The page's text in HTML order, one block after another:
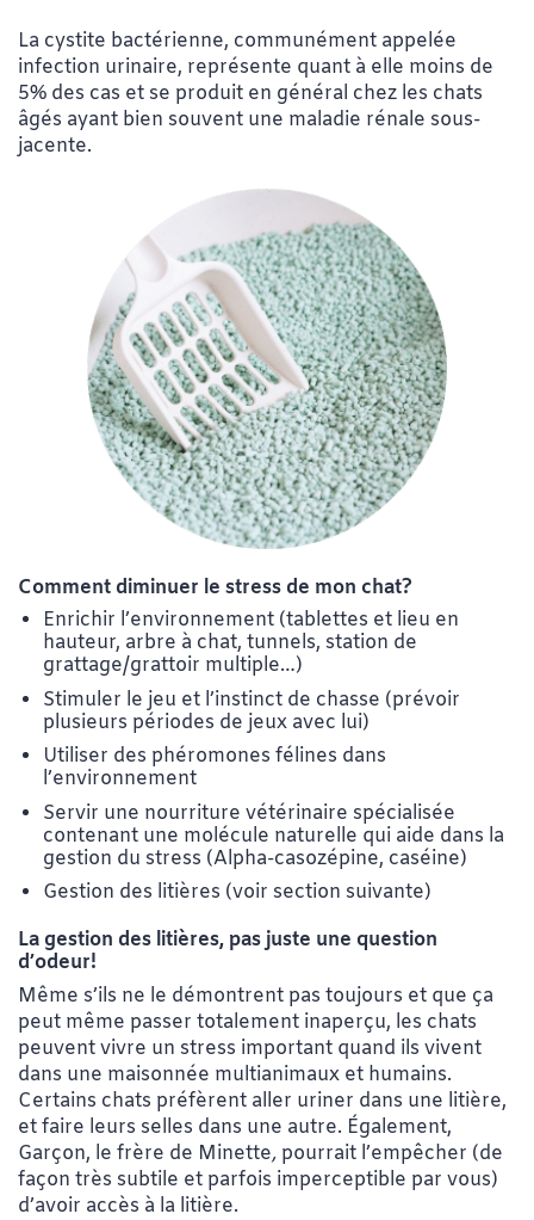
La cystite bactérienne, communément appelée
infection urinaire, représente quant à elle moins de
5% des cas et se produit en général chez les chats
âgés ayant bien souvent une maladie rénale sous-
jacente.
Comment diminuer le stress de mon chat?
Enrichir l’environnement (tablettes et lieu en
hauteur, arbre à chat, tunnels, station de
grattage/grattoir multiple…)
Stimuler le jeu et l’instinct de chasse (prévoir
plusieurs périodes de jeux avec lui)
Utiliser des phéromones félines dans
l’environnement
Servir une nourriture vétérinaire spécialisée
contenant une molécule naturelle qui aide dans la
gestion du stress (Alpha-casozépine, caséine)
Gestion des litières (voir section suivante)
La gestion des litières, pas juste une question
d’odeur!
Même s’ils ne le démontrent pas toujours et que ça
peut même passer totalement inaperçu, les chats
peuvent vivre un stress important quand ils vivent
dans une maisonnée multianimaux et humains.
Certains chats préfèrent aller uriner dans une litière,
et faire leurs selles dans une autre. Également,
Garçon, le frère de Minette, pourrait l’empêcher (de
façon très subtile et parfois imperceptible par vous)
d’avoir accès à la litière.